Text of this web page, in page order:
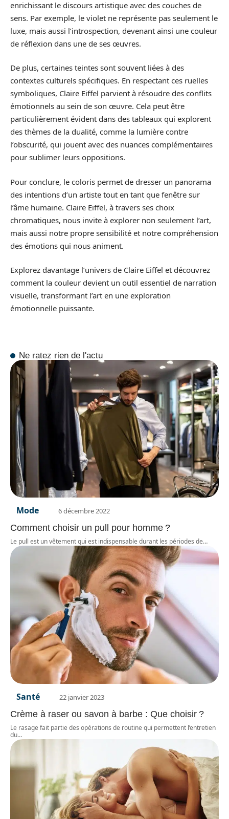
enrichissant le discours artistique avec des couches de
sens. Par exemple, le violet ne représente pas seulement le
luxe, mais aussi l’introspection, devenant ainsi une couleur
de réflexion dans une de ses œuvres.
De plus, certaines teintes sont souvent liées à des
contextes culturels spécifiques. En respectant ces ruelles
symboliques, Claire Eiffel parvient à résoudre des conflits
émotionnels au sein de son œuvre. Cela peut être
particulièrement évident dans des tableaux qui explorent
des thèmes de la dualité, comme la lumière contre
l’obscurité, qui jouent avec des nuances complémentaires
pour sublimer leurs oppositions.
Pour conclure, le coloris permet de dresser un panorama
des intentions d’un artiste tout en tant que fenêtre sur
l’âme humaine. Claire Eiffel, à travers ses choix
chromatiques, nous invite à explorer non seulement l’art,
mais aussi notre propre sensibilité et notre compréhension
des émotions qui nous animent.
Explorez davantage l’univers de Claire Eiffel et découvrez
comment la couleur devient un outil essentiel de narration
visuelle, transformant l’art en une exploration
émotionnelle puissante.
Ne ratez rien de l'actu
Mode 6 décembre 2022
Comment choisir un pull pour homme ?
Le pull est un vêtement qui est indispensable durant les périodes de…
Santé 22 janvier 2023
Crème à raser ou savon à barbe : Que choisir ?
Le rasage fait partie des opérations de routine qui permettent l’entretien
du…